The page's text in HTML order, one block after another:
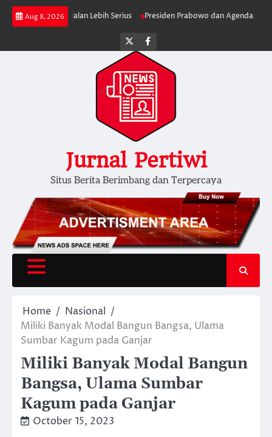
Skip
Aug 8, 2026
MBG Berjalan Lebih Serius Presiden Prabowo dan Agenda
Twitterfacebook
Jurnal Pertiwi
Situs Berita Berimbang dan Terpercaya
Home
Nasional
Miliki Banyak Modal Bangun Bangsa, Ulama
Sumbar Kagum pada Ganjar
Miliki Banyak Modal Bangun
Bangsa, Ulama Sumbar
Kagum pada Ganjar
October 15, 2023